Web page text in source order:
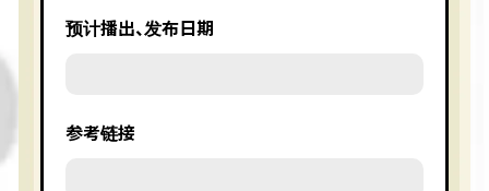
预计播出、发布日期
参考链接